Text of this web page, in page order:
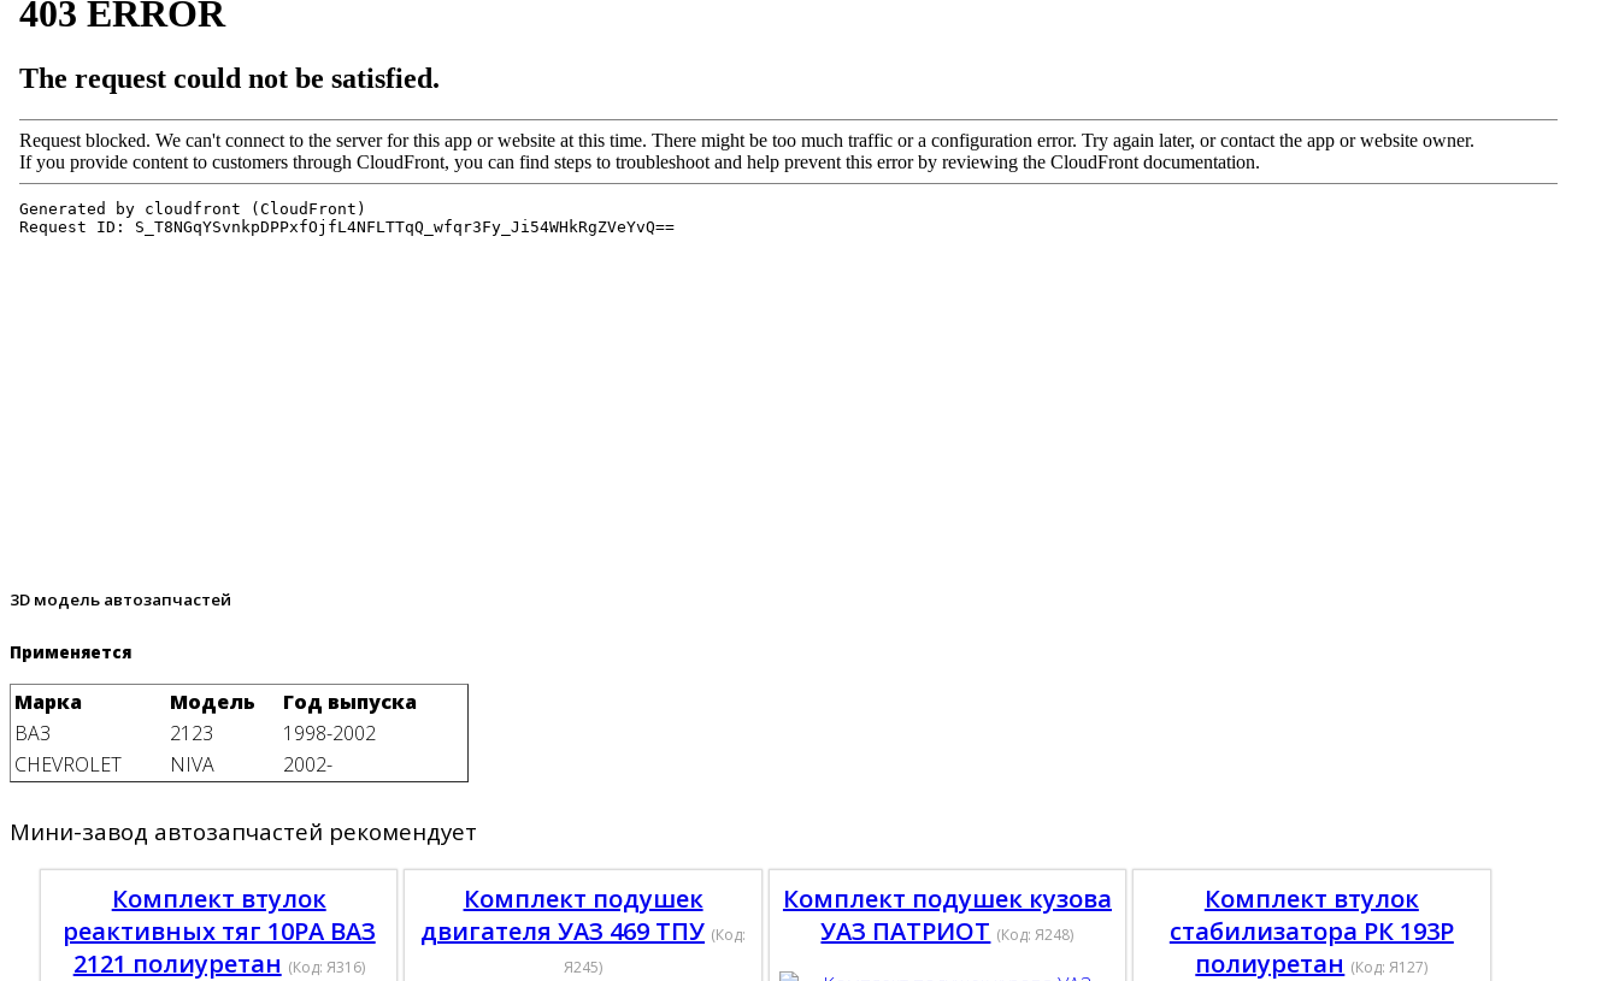
3D модель автозапчастей
Применяется
Марка Модель
Год выпуска
ВАЗ
2123
1998-2002
CHEVROLET
NIVA 2002-
Мини-завод автозапчастей рекомендует
Комплект втулок
реактивных тяг 10РА ВАЗ
2121 полиуретан (Код: Я316)
Комплект подушек
двигателя УАЗ 469 ТПУ (Код:
Я245)
Комплект подушек кузова
УАЗ ПАТРИОТ (Код:Я248)
Комплект втулок
стабилизатора РК 193Р
полиуретан (Код:Я127)